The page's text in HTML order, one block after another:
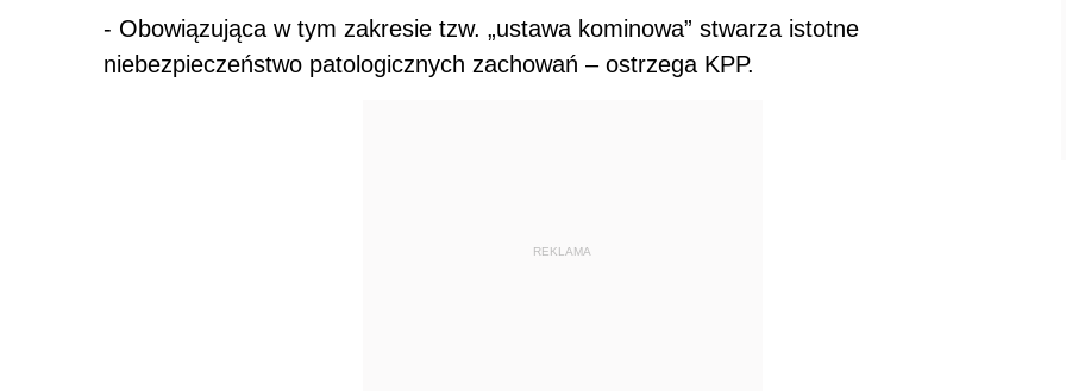
- Obowiązująca w tym zakresie tzw. „ustawa kominowa” stwarza istotne
niebezpieczeństwo patologicznych zachowań – ostrzega KPP.
REKLAMA